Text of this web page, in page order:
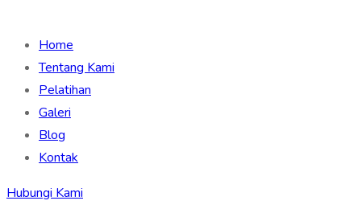
Home
Tentang Kami
Pelatihan
Galeri
Blog
Kontak
Hubungi Kami